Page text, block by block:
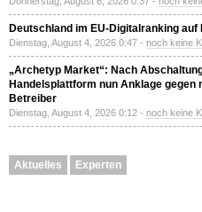
Deutschland im EU-Digitalranking auf
Dienstag, August 4, 2026 0:47 - noch keine
„Archetyp Market“: Nach
Handelsplattform nun Anklage gegen
Betreiber
Dienstag, August 4, 2026 0:12 - noch keine
Aktuelles Experten